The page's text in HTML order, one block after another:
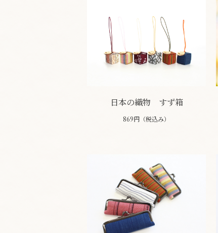
日本の織物 すず箱
869円（税込み）